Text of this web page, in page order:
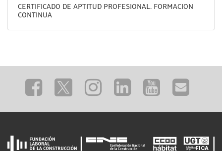
CERTIFICADO DE APTITUD PROFESIONAL. FORMACION
CONTINUA